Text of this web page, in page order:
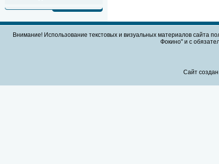
Внимание! Использование текстовых и визуальных материалов сайта
Фокино" и с
Сайт